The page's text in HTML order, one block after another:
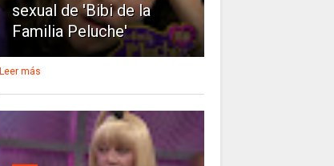
sexual de 'Bibi de la
Familia Peluche'
Leer más